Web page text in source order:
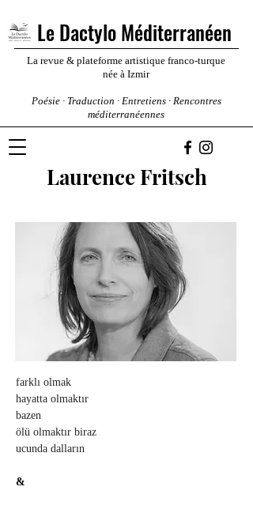
Le Dactylo Méditerranéen
La revue & plateforme artistique franco-turque
née à Izmir
Poésie · Traduction · Entretiens · Rencontres
méditerranéennes
Laurence Fritsch
farklı olmak
hayatta olmaktır
bazen
ölü olmaktır biraz
ucunda dalların
&